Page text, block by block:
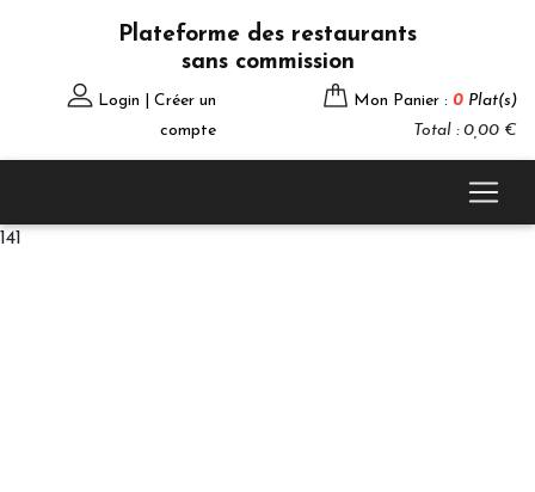
Plateforme des restaurants
sans commission
Login | Créer un
compte
Mon Panier : 0 Plat(s)
Total : 0,00 €
141